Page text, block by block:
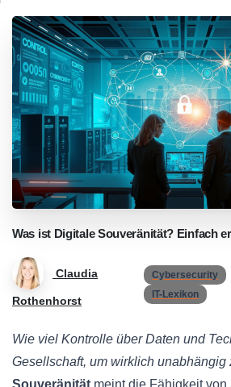
Was ist Digitale Souveränität? Einfach
Claudia
Rothenhorst
Cybersecurity
IT-Lexikon
Wie viel Kontrolle über Daten und
Gesellschaft, um wirklich unabhängig